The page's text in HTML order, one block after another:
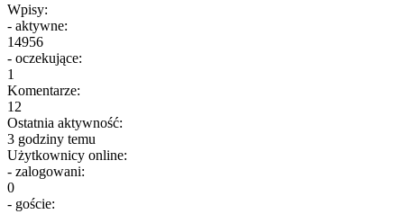
Wpisy:
- aktywne:
14956
- oczekujące:
1
Komentarze:
12
Ostatnia aktywność:
3 godziny temu
Użytkownicy online:
- zalogowani:
0
- goście: